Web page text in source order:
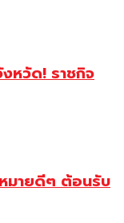
งหวัด! ราชกิจ
มายดีๆ ต้อนรับ